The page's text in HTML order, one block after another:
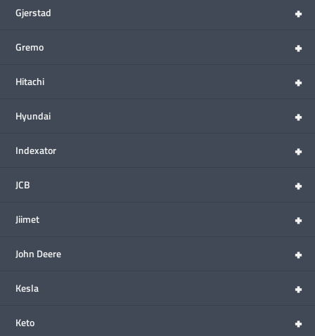
+
Gjerstad
+
Gremo
+
Hitachi
+
Hyundai
+
Indexator
+
JCB
+
Jiimet
+
John Deere
+
Kesla
+
Keto